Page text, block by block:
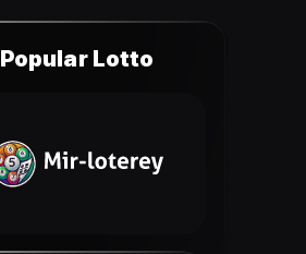
Popular Lotto